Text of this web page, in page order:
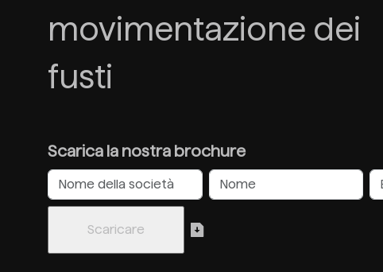
movimentazione dei
fusti
Scarica la nostra brochure